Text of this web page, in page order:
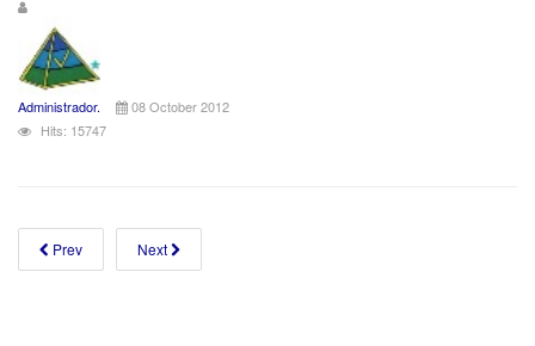
Administrador.
08 October 2012
Hits: 15747
Prev Next